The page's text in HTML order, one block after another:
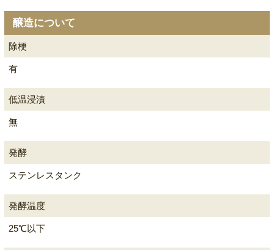
醸造について
除梗
有
低温浸漬
無
発酵
ステンレスタンク
発酵温度
25℃以下